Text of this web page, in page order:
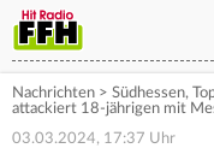
Nachrichten > Südhessen,
attackiert 18-jährigen mit
03.03.2024, 17:37 Uhr